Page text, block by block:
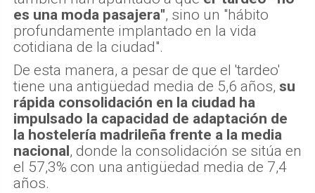
es una moda pasajera", sino un "hábito
profundamente implantado en la vida
cotidiana de la ciudad".
De esta manera, a pesar de que el 'tardeo'
tiene una antigüedad media de 5,6 años, su
rápida consolidación en la ciudad ha
impulsado la capacidad de adaptación de
la hostelería madrileña frente a la media
nacional , donde la consolidación se sitúa en
el 57,3% con una antigüedad media de 7,4
años.